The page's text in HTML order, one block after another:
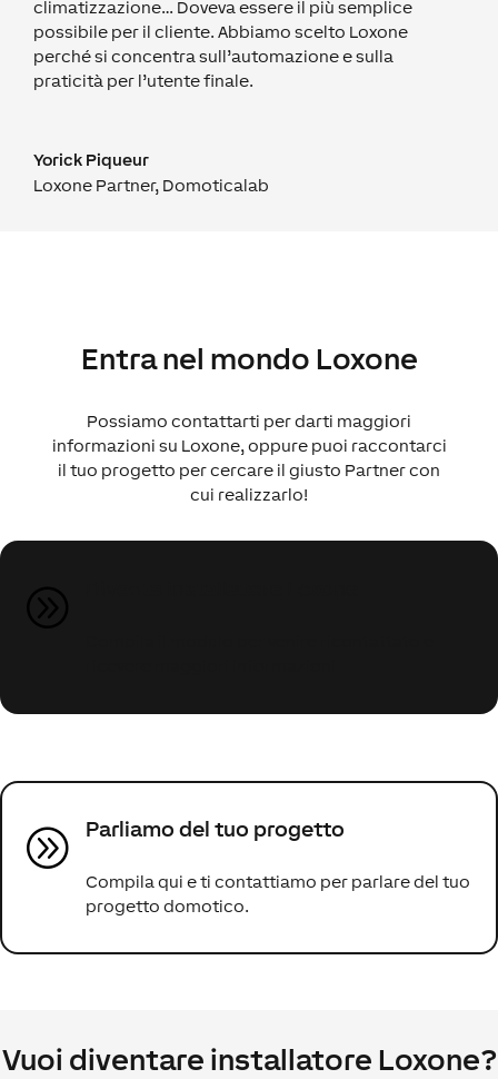
climatizzazione… Doveva essere il più semplice
possibile per il cliente. Abbiamo scelto Loxone
perché si concentra sull’automazione e sulla
praticità per l’utente finale.
Yorick Piqueur
Loxone Partner, Domoticalab
Entra nel mondo Loxone
Possiamo contattarti per darti maggiori
informazioni su Loxone, oppure puoi raccontarci
il tuo progetto per cercare il giusto Partner con
cui realizzarlo!
A Parliamo del tuo progetto
Compila qui e ti contattiamo per parlare del tuo
progetto domotico.
Vuoi diventare installatore Loxone?